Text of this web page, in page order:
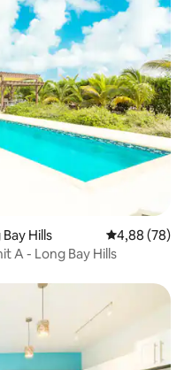
Hills Średnia
4,88 (78)
A - Long Bay Hills